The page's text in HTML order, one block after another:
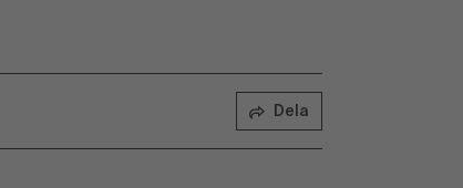
Dela